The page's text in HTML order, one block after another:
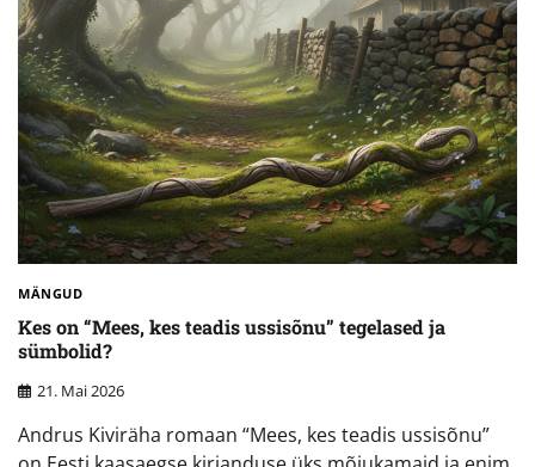
MÄNGUD
Kes on “Mees, kes teadis ussisõnu” tegelased ja
sümbolid?
21. Mai 2026
Andrus Kiviräha romaan “Mees, kes teadis ussisõnu”